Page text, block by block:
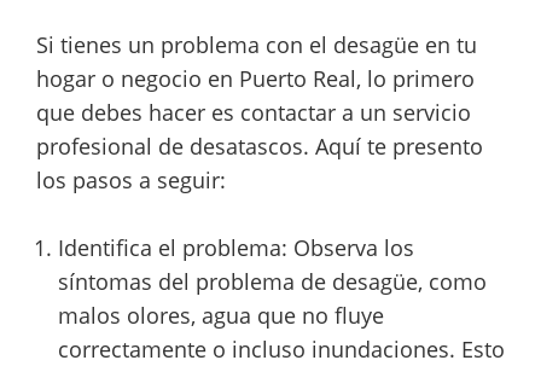
Si tienes un problema con el desagüe en tu
hogar o negocio en Puerto Real, lo primero
que debes hacer es contactar a un servicio
profesional de desatascos. Aquí te presento
los pasos a seguir:
Identifica el problema: Observa los
síntomas del problema de desagüe, como
malos olores, agua que no fluye
correctamente o incluso inundaciones. Esto